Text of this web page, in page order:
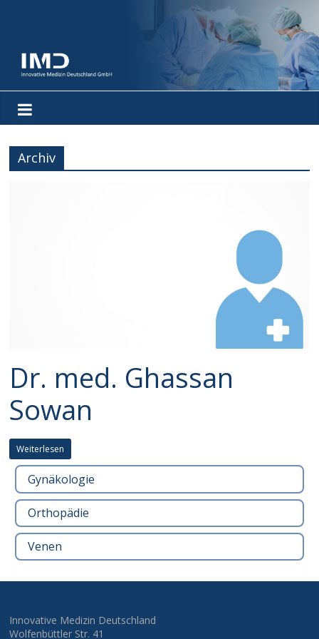
Archiv
Dr. med. Ghassan
Sowan
Weiterlesen
Gynäkologie
Orthopädie
Venen
Innovative Medizin Deutschland
Wolfenbüttler Str. 41